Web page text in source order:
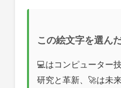
この絵文字を選ん
💻はコンピューター
研究と革新、🚀は未